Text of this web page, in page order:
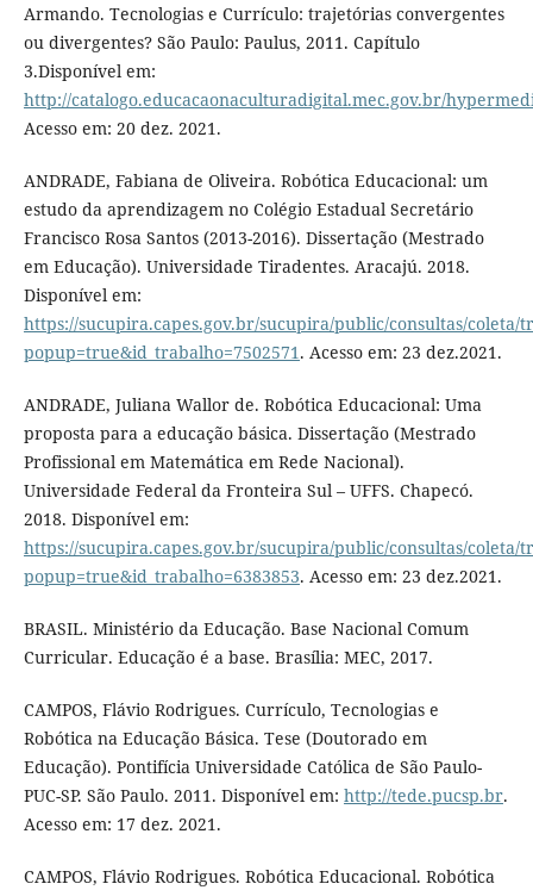
Armando. Tecnologias e Currículo: trajetórias convergentes
ou divergentes? São Paulo: Paulus, 2011. Capítulo
3.Disponível em:
http://catalogo.educacaonaculturadigital.mec.gov.br/
Acesso em: 20 dez. 2021.
ANDRADE, Fabiana de Oliveira. Robótica Educacional: um
estudo da aprendizagem no Colégio Estadual Secretário
Francisco Rosa Santos (2013-2016). Dissertação (Mestrado
em Educação). Universidade Tiradentes. Aracajú. 2018.
Disponível em:
https://sucupira.capes.gov.br/sucupira/public/consultas/coleta/
popup=true&id_trabalho=7502571. Acesso em: 23 dez.2021.
ANDRADE, Juliana Wallor de. Robótica Educacional: Uma
proposta para a educação básica. Dissertação (Mestrado
Profissional em Matemática em Rede Nacional).
Universidade Federal da Fronteira Sul – UFFS. Chapecó.
2018. Disponível em:
https://sucupira.capes.gov.br/sucupira/public/consultas/coleta/
popup=true&id_trabalho=6383853. Acesso em: 23 dez.2021.
BRASIL. Ministério da Educação. Base Nacional Comum
Curricular. Educação é a base. Brasília: MEC, 2017.
CAMPOS, Flávio Rodrigues. Currículo, Tecnologias e
Robótica na Educação Básica. Tese (Doutorado em
Educação). Pontifícia Universidade Católica de São Paulo-
PUC-SP. São Paulo. 2011. Disponível em: http://tede.pucsp.br.
Acesso em: 17 dez. 2021.
CAMPOS, Flávio Rodrigues. Robótica Educacional. Robótica